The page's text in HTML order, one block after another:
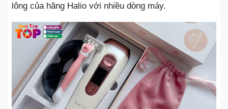
lông của hãng Halio với nhiều dòng máy.